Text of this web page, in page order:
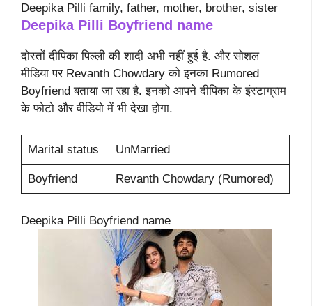
Deepika Pilli family, father, mother, brother, sister
Deepika Pilli Boyfriend name
दोस्तों दीपिका पिल्ली की शादी अभी नहीं हुई है. और सोशल
मीडिया पर Revanth Chowdary को इनका Rumored
Boyfriend बताया जा रहा है. इनको आपने दीपिका के इंस्टाग्राम
के फोटो और वीडियो में भी देखा होगा.
Marital status UnMarried
Boyfriend Revanth Chowdary (Rumored)
Deepika Pilli Boyfriend name